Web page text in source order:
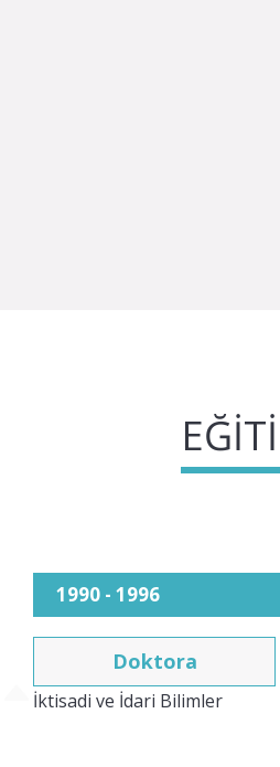
1990 - 1996
Doktora
İktisadi ve İdari Bilimler